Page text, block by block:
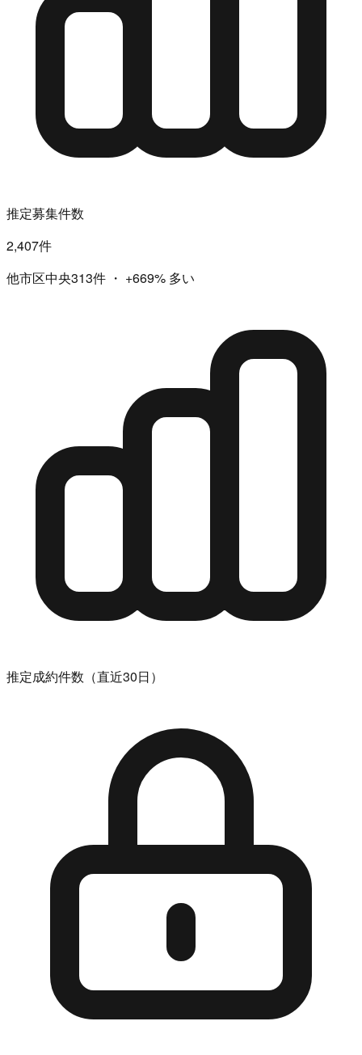
推定募集件数
2,407件
他市区中央313件 ・ +669% 多い
推定成約件数（直近30日）